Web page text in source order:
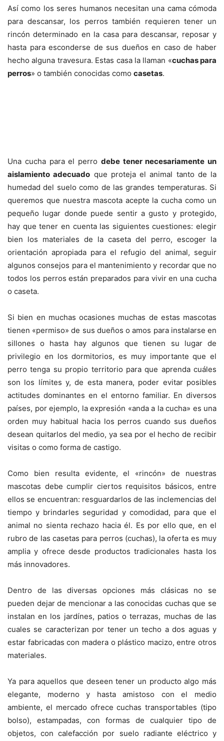
Así como los seres humanos necesitan una cama cómoda
para descansar, los perros también requieren tener un
rincón determinado en la casa para descansar, reposar y
hasta para esconderse de sus dueños en caso de haber
hecho alguna travesura. Estas casa la llaman «cuchas para
perros» o también conocidas como casetas.
Una cucha para el perro debe tener necesariamente un
aislamiento adecuado que proteja el animal tanto de la
humedad del suelo como de las grandes temperaturas. Si
queremos que nuestra mascota acepte la cucha como un
pequeño lugar donde puede sentir a gusto y protegido,
hay que tener en cuenta las siguientes cuestiones: elegir
bien los materiales de la caseta del perro, escoger la
orientación apropiada para el refugio del animal, seguir
algunos consejos para el mantenimiento y recordar que no
todos los perros están preparados para vivir en una cucha
o caseta.
Si bien en muchas ocasiones muchas de estas mascotas
tienen «permiso» de sus dueños o amos para instalarse en
sillones o hasta hay algunos que tienen su lugar de
privilegio en los dormitorios, es muy importante que el
perro tenga su propio territorio para que aprenda cuáles
son los límites y, de esta manera, poder evitar posibles
actitudes dominantes en el entorno familiar. En diversos
países, por ejemplo, la expresión «anda a la cucha» es una
orden muy habitual hacia los perros cuando sus dueños
desean quitarlos del medio, ya sea por el hecho de recibir
visitas o como forma de castigo.
Como bien resulta evidente, el «rincón» de nuestras
mascotas debe cumplir ciertos requisitos básicos, entre
ellos se encuentran: resguardarlos de las inclemencias del
tiempo y brindarles seguridad y comodidad, para que el
animal no sienta rechazo hacia él. Es por ello que, en el
rubro de las casetas para perros (cuchas), la oferta es muy
amplia y ofrece desde productos tradicionales hasta los
más innovadores.
Dentro de las diversas opciones más clásicas no se
pueden dejar de mencionar a las conocidas cuchas que se
instalan en los jardínes, patios o terrazas, muchas de las
cuales se caracterizan por tener un techo a dos aguas y
estar fabricadas con madera o plástico macizo, entre otros
materiales.
Ya para aquellos que deseen tener un producto algo más
elegante, moderno y hasta amistoso con el medio
ambiente, el mercado ofrece cuchas transportables (tipo
bolso), estampadas, con formas de cualquier tipo de
objetos, con calefacción por suelo radiante eléctrico y